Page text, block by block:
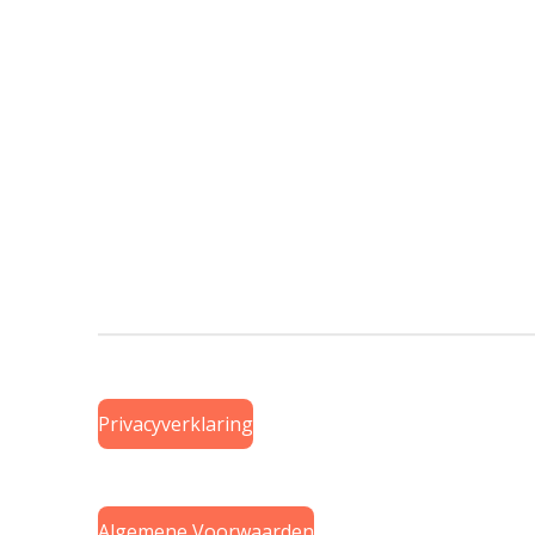
Privacyverklaring